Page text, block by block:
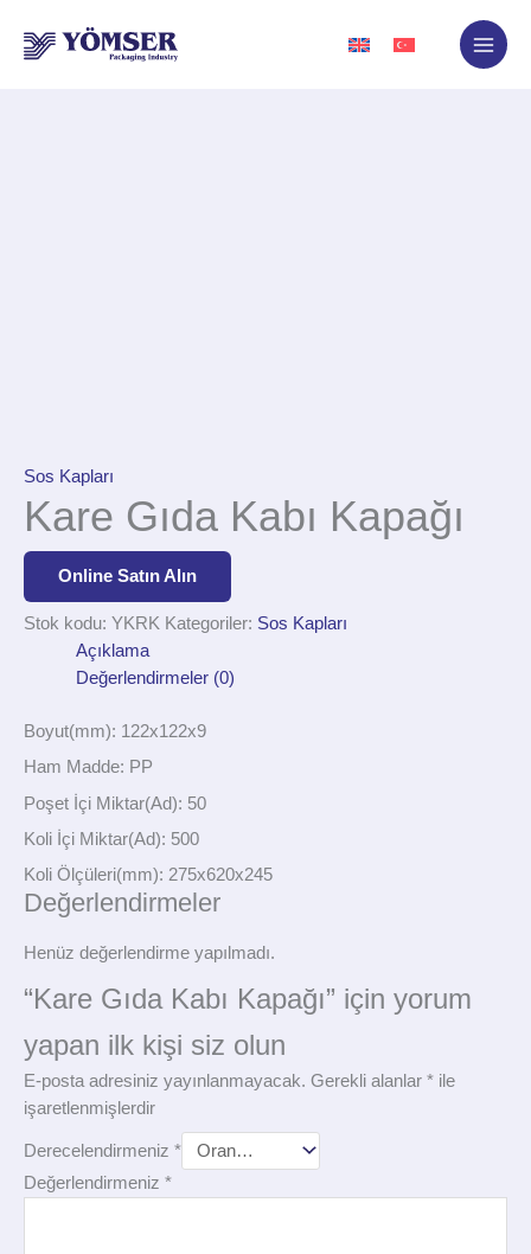
atla
Sos Kapları
Kare Gıda Kabı Kapağı
Online Satın Alın
Stok kodu: YKRK Kategoriler: Sos Kapları
Açıklama
Değerlendirmeler (0)
Boyut(mm): 122x122x9
Ham Madde: PP
Poşet İçi Miktar(Ad): 50
Koli İçi Miktar(Ad): 500
Koli Ölçüleri(mm): 275x620x245
Değerlendirmeler
Henüz değerlendirme yapılmadı.
“Kare Gıda Kabı Kapağı” için yorum
yapan ilk kişi siz olun
E-posta adresiniz yayınlanmayacak. Gerekli alanlar * ile
işaretlenmişlerdir
Derecelendirmeniz *
Değerlendirmeniz *